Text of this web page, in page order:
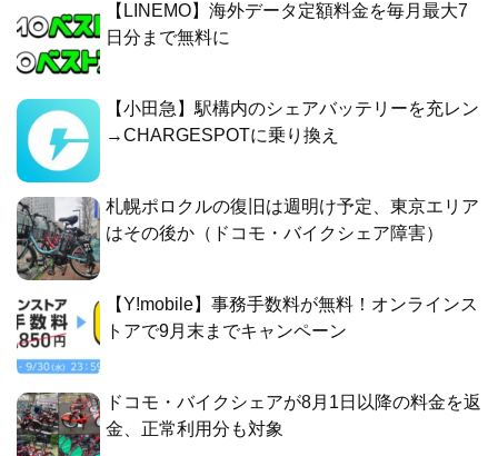
【LINEMO】海外データ定額料金を毎月最大7
日分まで無料に
【小田急】駅構内のシェアバッテリーを充レン
→CHARGESPOTに乗り換え
札幌ポロクルの復旧は週明け予定、東京エリア
はその後か（ドコモ・バイクシェア障害）
【Y!mobile】事務手数料が無料！オンラインス
トアで9月末までキャンペーン
ドコモ・バイクシェアが8月1日以降の料金を返
金、正常利用分も対象